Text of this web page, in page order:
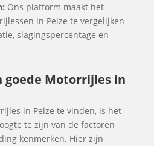
Ons platform maakt het
in Peize te vergelijken
slagingspercentage en
goede Motorrijles in
in Peize te vinden, is het
te zijn van de factoren
kenmerken. Hier zijn